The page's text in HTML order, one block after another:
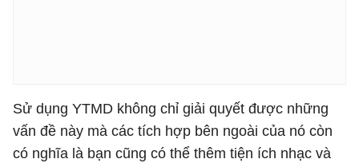
Sử dụng YTMD không chỉ giải quyết được những
vấn đề này mà các tích hợp bên ngoài của nó còn
có nghĩa là bạn cũng có thể thêm tiện ích nhạc và